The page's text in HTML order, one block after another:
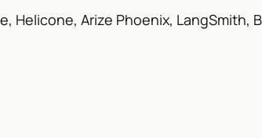
Helicone, Arize Phoenix, LangSmith,